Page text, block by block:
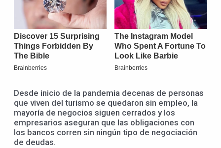
Desde inicio de la pandemia decenas de personas
que viven del turismo se quedaron sin empleo, la
mayoría de negocios siguen cerrados y los
empresarios aseguran que las obligaciones con
los bancos corren sin ningún tipo de negociación
de deudas.